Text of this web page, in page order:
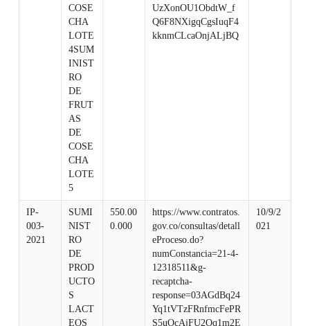
COSE
CHA
LOTE
4SUM
INIST
RO
DE
FRUT
AS
DE
COSE
CHA
LOTE
5
UzXonOU1ObdtW_f
Q6F8NXigqCgsIuqF4
kknmCLcaOnjALjBQ
IP-
003-
2021
SUMI
NIST
RO
DE
PROD
UCTO
S
LACT
EOS
550.00
0.000
https://www.contratos.
gov.co/consultas/detall
eProceso.do?
numConstancia=21-4-
12318511&g-
recaptcha-
response=03AGdBq24
Yq1tVTzFRnfmcFePR
S5uOcAjFU2Oq1m2E
10/9/2
021